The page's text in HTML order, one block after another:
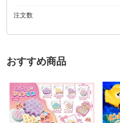
注文数
おすすめ商品